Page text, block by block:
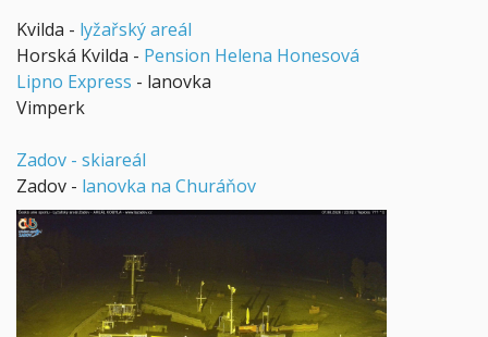
Kvilda - lyžařský areál
Horská Kvilda - Pension Helena Honesová
Lipno Express - lanovka
Vimperk
Zadov - skiareál
Zadov - lanovka na Churáňov